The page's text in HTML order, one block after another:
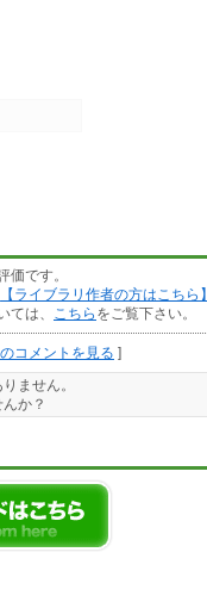
価です。
【ライブラリ作者の方はこちら】
ては、
こちら をご覧下さい。
コメントを見る ]
ません。
か？